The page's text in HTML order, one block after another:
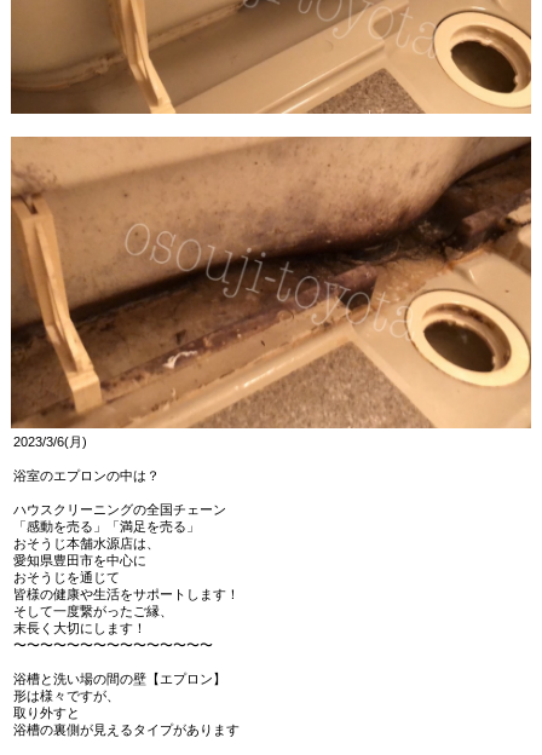
2023/3/6(月)
浴室のエプロンの中は？
ハウスクリーニングの全国チェーン
「感動を売る」「満足を売る」
おそうじ本舗水源店は、
愛知県豊田市を中心に
おそうじを通じて
皆様の健康や生活をサポートします！
そして一度繋がったご縁、
末長く大切にします！
〜〜〜〜〜〜〜〜〜〜〜〜〜〜〜
浴槽と洗い場の間の壁【エプロン】
形は様々ですが、
取り外すと
浴槽の裏側が見えるタイプがあります